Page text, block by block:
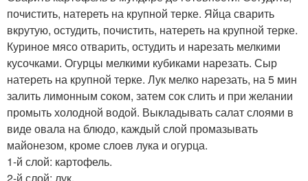
почистить, натереть на крупной терке. Яйца сварить
вкрутую, остудить, почистить, натереть на крупной терке.
Куриное мясо отварить, остудить и нарезать мелкими
кусочками. Огурцы мелкими кубиками нарезать. Сыр
натереть на крупной терке. Лук мелко нарезать, на 5 мин
залить лимонным соком, затем сок слить и при желании
промыть холодной водой. Выкладывать салат слоями в
виде овала на блюдо, каждый слой промазывать
майонезом, кроме слоев лука и огурца.
1-й слой: картофель.
2-й слой: лук.